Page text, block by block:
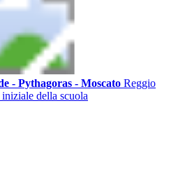
- Pythagoras - Moscato Reggio
della scuola